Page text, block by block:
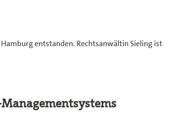
Hamburg entstanden. Rechtsanwältin Sieling ist